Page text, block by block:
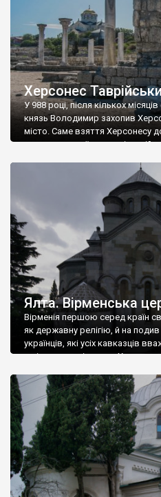
Херсонес
У 988 році, після кількох
князь Володимир захопив
місто. Саме взяття Херсонесу
диктувати свої умови
Херсонесі Володимир-язичник,
А потім було Хрещення Русі. На
Ялта. Вірменська
Вірменія першою серед країн
як державну релігію, й на подив
українців, які усіх кавказців
є відданими вірянами Христа